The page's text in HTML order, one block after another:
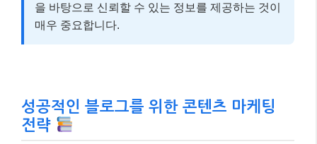
을 바탕으로 신뢰할 수 있는 정보를 제공하는 것이
매우 중요합니다.
성공적인 블로그를 위한 콘텐츠 마케팅
전략